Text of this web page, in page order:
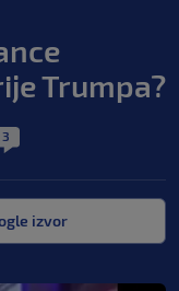
Trumpa?
3
izvor